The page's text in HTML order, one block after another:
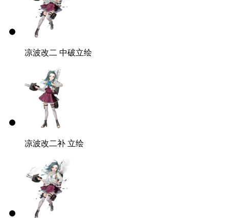
凉波改二 中破立绘
凉波改二补 立绘